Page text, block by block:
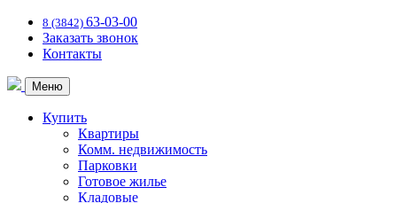
8 (3842) 63-03-00
Заказать звонок
Контакты
Меню
Купить
Квартиры
Комм. недвижимость
Парковки
Готовое жилье
Кладовые